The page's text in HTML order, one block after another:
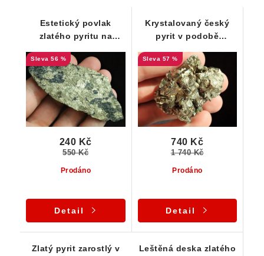
Estetický povlak
zlatého pyritu na
tvořené hrubozrnou
rulou
56 %
Prodáno
240 Kč
550 Kč
Detail
Krystalovaný český
pyrit v podobě
57 %
Prodáno
740 Kč
1 740 Kč
Detail
Zlatý pyrit zarostlý v Leštěná deska zlatého